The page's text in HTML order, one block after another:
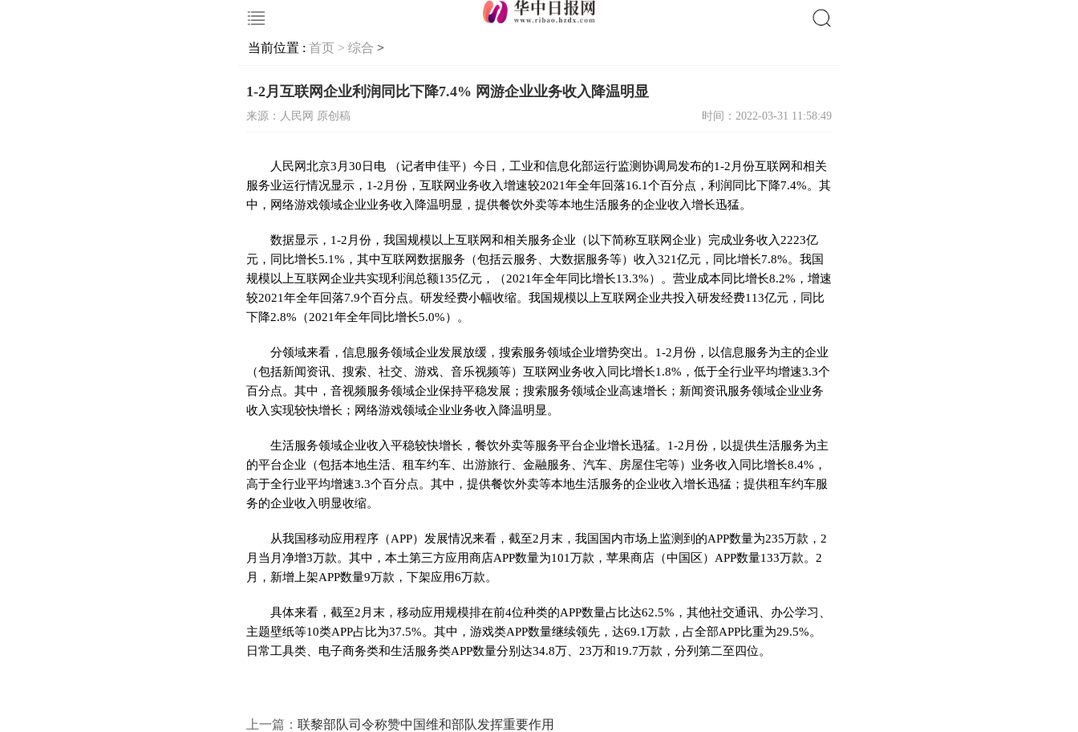
当前位置 : 首页 > 综合 >
1-2月互联网企业利润同比下降7.4% 网游企业业务收入降温明显
来源：人民网 原创稿 时间：2022-03-31 11:58:49
人民网北京3月30日电 （记者申佳平）今日，工业和信息化部运行监测协调局发布的1-2月份互联网和相关
服务业运行情况显示， 1-2月份，互联网业务收入增速较2021年全年回落16.1个百分点， 利润同比下降7.4%。其
中， 网络游戏领域企业业务收入降温明显，提供餐饮外卖等本地生活服务的企业收入增长迅猛。
数据显示， 1-2月份，我国规模以上互联网和相关服务企业（以下简称互联网企业）完成业务收入2223亿
元，同比增长5.1%，其中互联网数据服务（包括云服务、大数据服务等）收入321亿元，同比增长7.8%。 我国
规模以上互联网企业共实现利润总额135亿元，（2021年全年同比增长13.3%）。营业成本同比增长8.2%，增速
较2021年全年回落7.9个百分点。 研发经费小幅收缩。我国规模以上互联网企业共投入研发经费113亿元，同比
下降2.8%（2021年全年同比增长5.0%）。
分领域来看，信息服务领域企业发展放缓，搜索服务领域企业增势突出。1-2月份，以信息服务为主的企业
（包括新闻资讯、搜索、社交、游戏、音乐视频等）互联网业务收入同比增长1.8%，低于全行业平均增速3.3个
百分点。其中，音视频服务领域企业保持平稳发展；搜索服务领域企业高速增长；新闻资讯服务领域企业业务
收入实现较快增长；网络游戏领域企业业务收入降温明显。
生活服务领域企业收入平稳较快增长，餐饮外卖等服务平台企业增长迅猛。1-2月份，以提供生活服务为主
的平台企业（包括本地生活、租车约车、出游旅行、金融服务、汽车、房屋住宅等）业务收入同比增长8.4%，
高于全行业平均增速3.3个百分点。其中，提供餐饮外卖等本地生活服务的企业收入增长迅猛；提供租车约车服
务的企业收入明显收缩。
从我国移动应用程序（APP）发展情况来看，截至2月末，我国国内市场上监测到的APP数量为235万款，2
月当月净增3万款。其中，本土第三方应用商店APP数量为101万款，苹果商店（中国区）APP数量133万款。2
月，新增上架APP数量9万款，下架应用6万款。
具体来看，截至2月末，移动应用规模排在前4位种类的APP数量占比达62.5%，其他社交通讯、办公学习、
主题壁纸等10类APP占比为37.5%。其中，游戏类APP数量继续领先，达69.1万款，占全部APP比重为29.5%。
日常工具类、电子商务类和生活服务类APP数量分别达34.8万、23万和19.7万款，分列第二至四位。
上一篇： 联黎部队司令称赞中国维和部队发挥重要作用